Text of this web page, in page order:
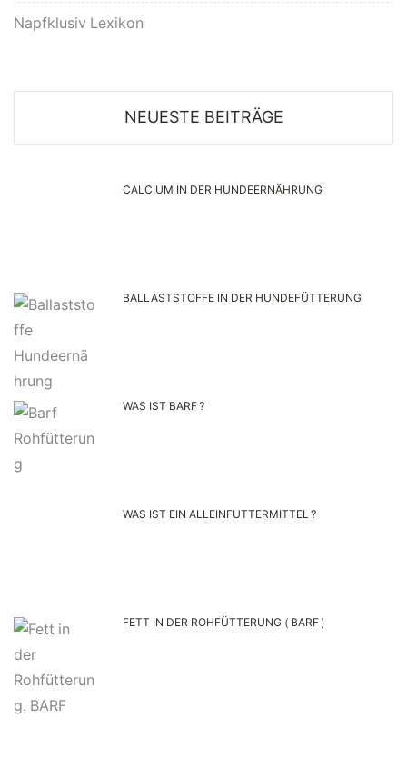
Napfklusiv Lexikon
NEUESTE BEITRÄGE
CALCIUM IN DER HUNDEERNÄHRUNG
BALLASTSTOFFE IN DER HUNDEFÜTTERUNG
WAS IST BARF?
WAS IST EIN ALLEINFUTTERMITTEL?
FETT IN DER ROHFÜTTERUNG (BARF)